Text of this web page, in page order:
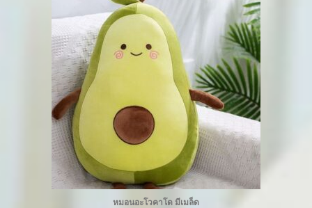
หมอนอะโวคาโด มีเมล็ด